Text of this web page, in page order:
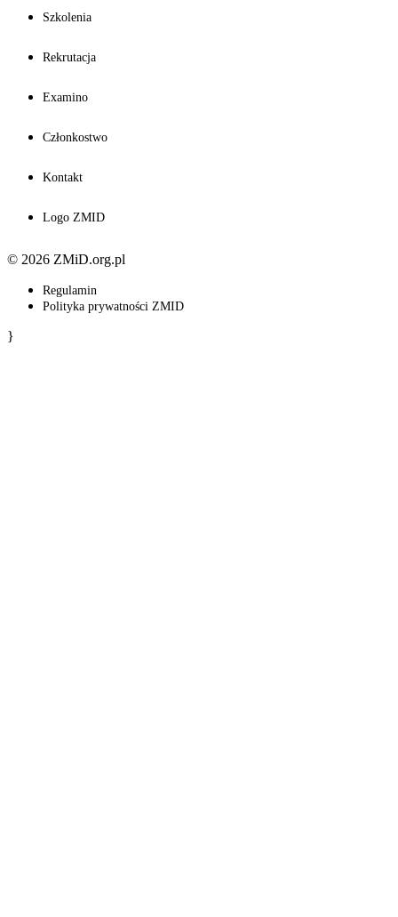
Szkolenia
Rekrutacja
Examino
Członkostwo
Kontakt
Logo ZMID
© 2026 ZMiD.org.pl
Regulamin
Polityka prywatności ZMID
}